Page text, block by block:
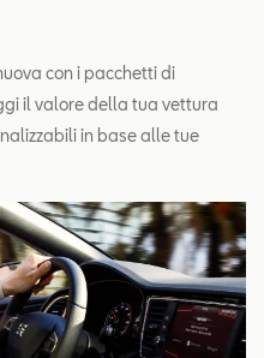
con i pacchetti di
il valore della tua vettura
in base alle tue